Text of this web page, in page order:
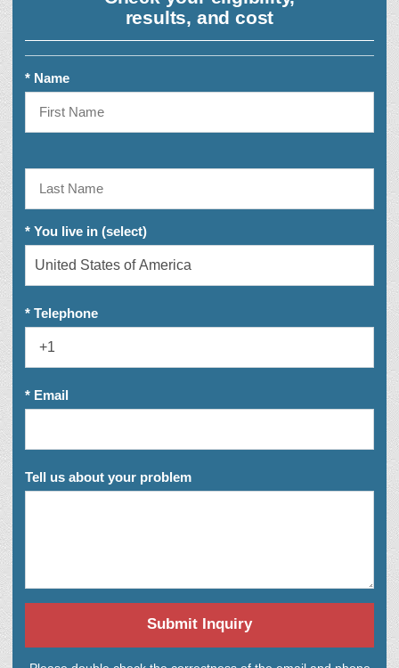
results, and cost
* Name
* You live in (select)
* Telephone
* Email
Tell us about your problem
Submit Inquiry